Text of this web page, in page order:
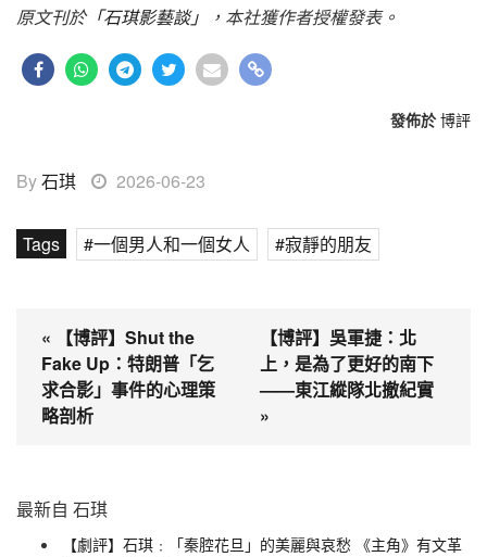
原文刊於「石琪影藝談」 ，本社獲作者授權發表。
發佈於 博評
By石琪 2026-06-23
Tags 一個男人和一個女人 寂靜的朋友
« 【博評】Shut the
Fake Up：特朗普「乞
求合影」事件的心理策
略剖析
【博評】吳軍捷：北
上，是為了更好的南下
——東江縱隊北撤紀實
»
最新自 石琪
【劇評】石琪﹕「秦腔花旦」的美麗與哀愁 《主角》有文革